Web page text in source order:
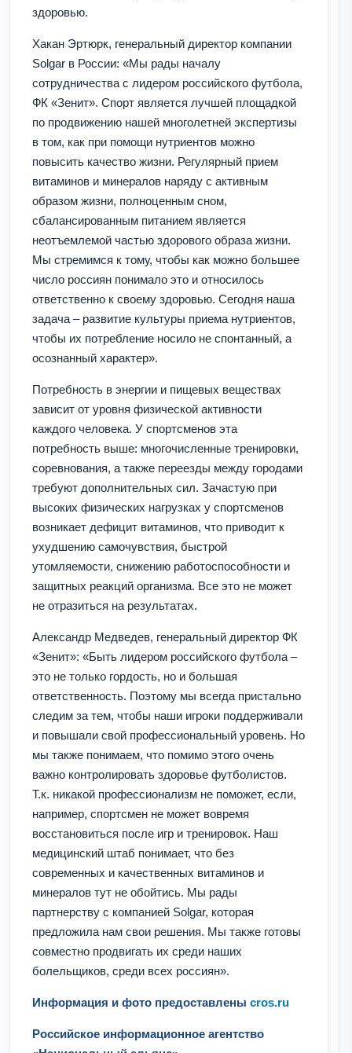
здоровью.
Хакан Эртюрк, генеральный директор компании
Solgar в России: «Мы рады началу
сотрудничества с лидером российского футбола,
ФК «Зенит». Спорт является лучшей площадкой
по продвижению нашей многолетней экспертизы
в том, как при помощи нутриентов можно
повысить качество жизни. Регулярный прием
витаминов и минералов наряду с активным
образом жизни, полноценным сном,
сбалансированным питанием является
неотъемлемой частью здорового образа жизни.
Мы стремимся к тому, чтобы как можно большее
число россиян понимало это и относилось
ответственно к своему здоровью. Сегодня наша
задача – развитие культуры приема нутриентов,
чтобы их потребление носило не спонтанный, а
осознанный характер».
Потребность в энергии и пищевых веществах
зависит от уровня физической активности
каждого человека. У спортсменов эта
потребность выше: многочисленные тренировки,
соревнования, а также переезды между городами
требуют дополнительных сил. Зачастую при
высоких физических нагрузках у спортсменов
возникает дефицит витаминов, что приводит к
ухудшению самочувствия, быстрой
утомляемости, снижению работоспособности и
защитных реакций организма. Все это не может
не отразиться на результатах.
Александр Медведев, генеральный директор ФК
«Зенит»: «Быть лидером российского футбола –
это не только гордость, но и большая
ответственность. Поэтому мы всегда пристально
следим за тем, чтобы наши игроки поддерживали
и повышали свой профессиональный уровень. Но
мы также понимаем, что помимо этого очень
важно контролировать здоровье футболистов.
Т.к. никакой профессионализм не поможет, если,
например, спортсмен не может вовремя
восстановиться после игр и тренировок. Наш
медицинский штаб понимает, что без
современных и качественных витаминов и
минералов тут не обойтись. Мы рады
партнерству с компанией Solgar, которая
предложила нам свои решения. Мы также готовы
совместно продвигать их среди наших
болельщиков, среди всех россиян».
Информация и фото предоставлены cros.ru
Российское информационное агентство